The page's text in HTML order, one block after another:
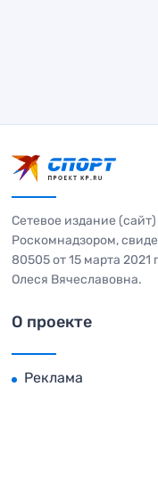
Сетевое издание
Роскомнадзором,
80505 от 15 марта
Олеся Вячеславовна.
О проекте
Реклама